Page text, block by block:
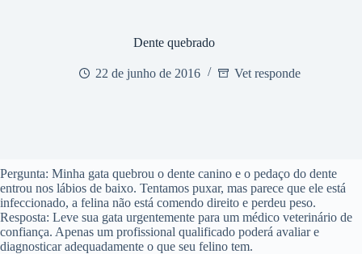
Dente quebrado
22 de junho de 2016 Vet responde
Pergunta: Minha gata quebrou o dente canino e o pedaço do dente
entrou nos lábios de baixo. Tentamos puxar, mas parece que ele está
infeccionado, a felina não está comendo direito e perdeu peso.
Resposta: Leve sua gata urgentemente para um médico veterinário de
confiança. Apenas um profissional qualificado poderá avaliar e
diagnosticar adequadamente o que seu felino tem.